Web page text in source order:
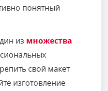
понятный
из множества
свой макет
изготовление